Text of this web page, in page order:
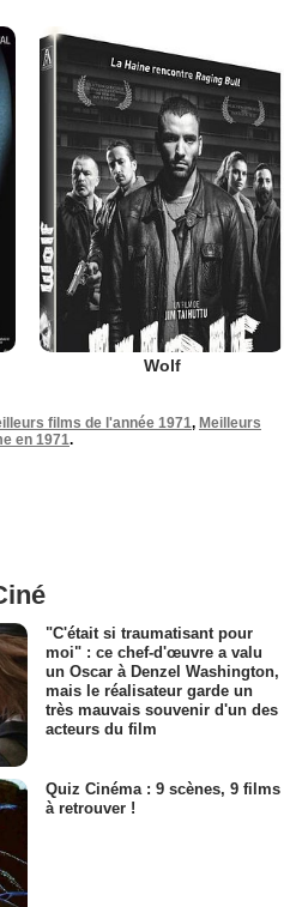
Wolf
films de l'année 1971, Meilleurs
en 1971.
"C'était si traumatisant pour
moi" : ce chef-d'œuvre a valu
un Oscar à Denzel Washington,
mais le réalisateur garde un
très mauvais souvenir d'un des
acteurs du film
Quiz Cinéma : 9 scènes, 9 films
à retrouver !